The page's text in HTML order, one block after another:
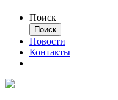
Поиск
Новости
Контакты